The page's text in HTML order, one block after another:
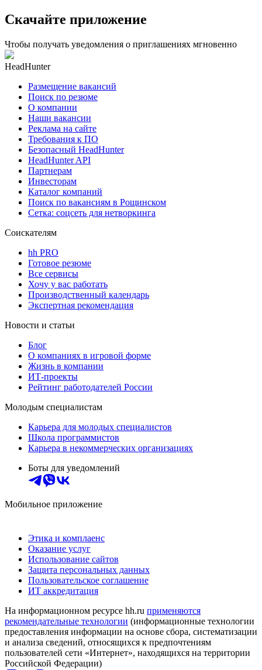
Скачайте приложение
Чтобы получать уведомления о приглашениях мгновенно
HeadHunter
Размещение вакансий
Поиск по резюме
О компании
Наши вакансии
Реклама на сайте
Требования к ПО
Безопасный HeadHunter
HeadHunter API
Партнерам
Инвесторам
Каталог компаний
Поиск по вакансиям в Рощинском
Сетка: соцсеть для нетворкинга
Соискателям
hh PRO
Готовое резюме
Все сервисы
Хочу у вас работать
Производственный календарь
Экспертная рекомендация
Новости и статьи
Блог
О компаниях в игровой форме
Жизнь в компании
ИТ-проекты
Рейтинг работодателей России
Молодым специалистам
Карьера для молодых специалистов
Школа программистов
Карьера в некоммерческих организациях
Боты для уведомлений
Мобильное приложение
Этика и комплаенс
Оказание услуг
Использование сайтов
Защита персональных данных
Пользовательское соглашение
ИТ аккредитация
На информационном ресурсе hh.ru применяются
рекомендательные технологии (информационные технологии
предоставления информации на основе сбора, систематизации
и анализа сведений, относящихся к предпочтениям
пользователей сети «Интернет», находящихся на территории
Российской Федерации)